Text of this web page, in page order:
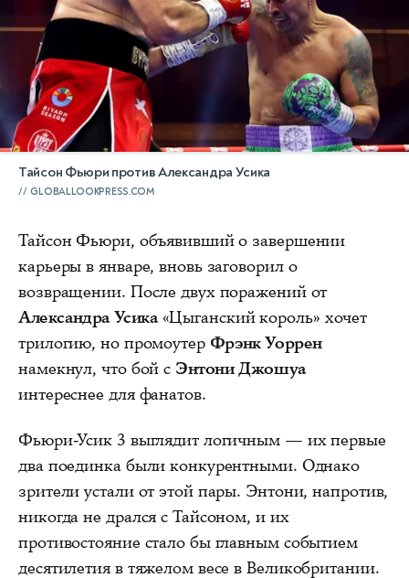
Тайсон Фьюри против Александра Усика
GLOBALLOOKPRESS.COM
Тайсон Фьюри, объявивший о завершении
карьеры в январе, вновь заговорил о
возвращении. После двух поражений от
Александра Усика«Цыганский король» хочет
трилогию, но промоутер Фрэнк Уоррен
намекнул, что бой с Энтони Джошуа
интереснее для фанатов.
Фьюри-Усик 3 выглядит логичным — их первые
два поединка были конкурентными. Однако
зрители устали от этой пары. Энтони, напротив,
никогда не дрался с Тайсоном, и их
противостояние стало бы главным событием
десятилетия в тяжелом весе в Великобритании.